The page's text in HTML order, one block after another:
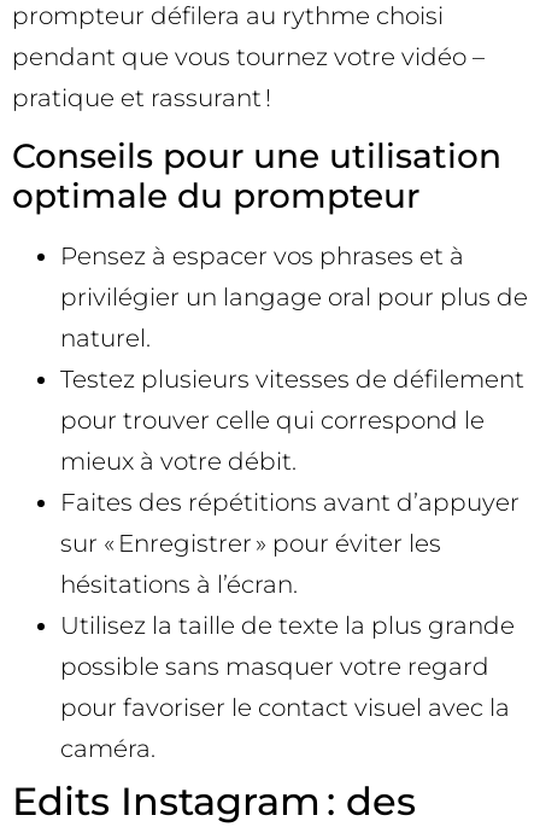
prompteur défilera au rythme choisi
pendant que vous tournez votre vidéo –
pratique et rassurant !
Conseils pour une utilisation
optimale du prompteur
Pensez à espacer vos phrases et à
privilégier un langage oral pour plus de
naturel.
Testez plusieurs vitesses de défilement
pour trouver celle qui correspond le
mieux à votre débit.
Faites des répétitions avant d’appuyer
sur « Enregistrer » pour éviter les
hésitations à l’écran.
Utilisez la taille de texte la plus grande
possible sans masquer votre regard
pour favoriser le contact visuel avec la
caméra.
Edits Instagram : des